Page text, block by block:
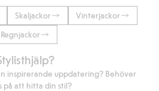
Skaljackor
Vinterjackor
Regnjackor
inspirerande uppdatering? Behöver
på att hitta din stil?